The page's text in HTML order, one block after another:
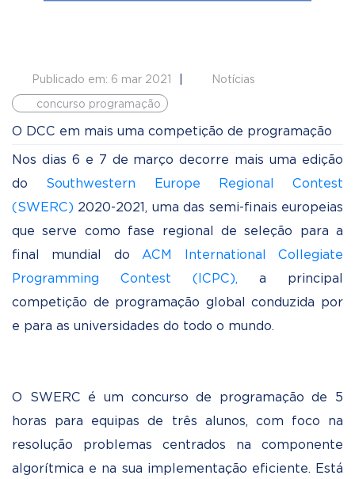
Publicado em: 6 mar 2021
Notícias
concurso programação
O DCC em mais uma competição de programação
Nos dias 6 e 7 de março decorre mais uma edição
do Southwestern Europe Regional Contest
(SWERC) 2020-2021, uma das semi-finais europeias
que serve como fase regional de seleção para a
final mundial doACM International Collegiate
Programming Contest (ICPC), a principal
competição de programação global conduzida por
e para as universidades do todo o mundo.
O SWERC é um concurso de programação de 5
horas para equipas de três alunos, com foco na
resolução problemas centrados na componente
algorítmica e na sua implementação eficiente. Está